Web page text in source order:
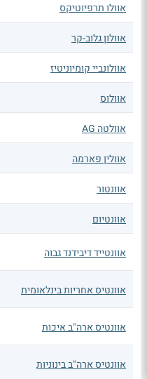
אוולו תרפיוטיקס
אוולון גלוב-קר
אוולונביי קומיוניטיז
אוולוס
אוולטה AG
אוולין פארמה
אוונטור
אוונטיום
אוונטייד דיבידנד גבוה
אוונטיס אחריות בינלאומית
אוונטיס ארה"ב איכות
אוונטיס ארה"ב בינוניות